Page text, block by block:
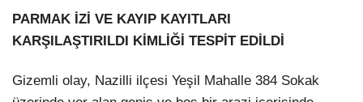
PARMAK İZİ VE KAYIP KAYITLARI
KARŞILAŞTIRILDI KİMLİĞİ TESPİT EDİLDİ
Gizemli olay, Nazilli ilçesi Yeşil Mahalle 384 Sokak